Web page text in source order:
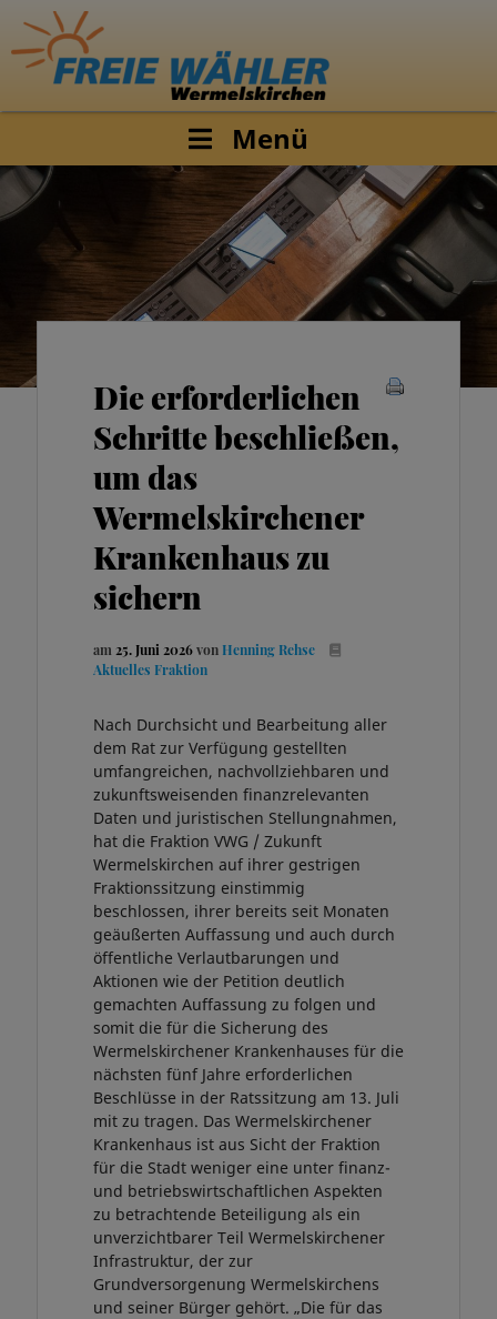
Menü
Die erforderlichen
Schritte beschließen,
um das
Wermelskirchener
Krankenhaus zu
sichern
am 25. Juni 2026von Henning Rehse
Aktuelles Fraktion
Nach Durchsicht und Bearbeitung aller
dem Rat zur Verfügung gestellten
umfangreichen, nachvollziehbaren und
zukunftsweisenden finanzrelevanten
Daten und juristischen Stellungnahmen,
hat die Fraktion VWG / Zukunft
Wermelskirchen auf ihrer gestrigen
Fraktionssitzung einstimmig
beschlossen, ihrer bereits seit Monaten
geäußerten Auffassung und auch durch
öffentliche Verlautbarungen und
Aktionen wie der Petition deutlich
gemachten Auffassung zu folgen und
somit die für die Sicherung des
Wermelskirchener Krankenhauses für die
nächsten fünf Jahre erforderlichen
Beschlüsse in der Ratssitzung am 13. Juli
mit zu tragen. Das Wermelskirchener
Krankenhaus ist aus Sicht der Fraktion
für die Stadt weniger eine unter finanz-
und betriebswirtschaftlichen Aspekten
zu betrachtende Beteiligung als ein
unverzichtbarer Teil Wermelskirchener
Infrastruktur, der zur
Grundversorgenung Wermelskirchens
und seiner Bürger gehört. „Die für das